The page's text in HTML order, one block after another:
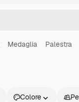
Medaglia Palestra
Colore